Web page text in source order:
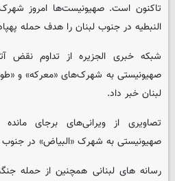
تاکنون است. صهیونیست‌ها امروز
النبطیه در جنوب لبنان را هدف حمله
شبکه خبری الجزیره از تداوم
صهیونیستی به شهرک‌های «معرکه» و
لبنان خبر داد.
تصاویری از ویرانی‌های برجای
صهیونیستی به شهرک «البیاض» در جنوب
رسانه های لبنانی همچنین از حمله